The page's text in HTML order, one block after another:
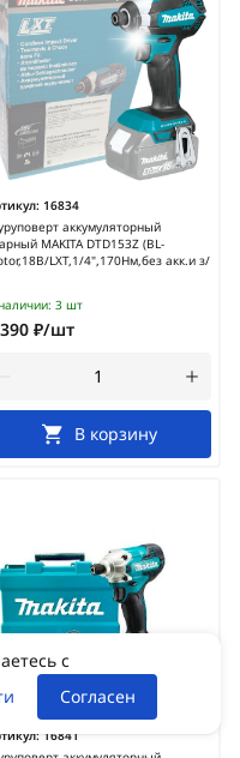
16834
аккумуляторный
MAKITA DTD153Z (BL-
LXT,1/4",170Нм,без акк.и з/
3 шт
₽/шт
В корзину
16841
с
Согласен